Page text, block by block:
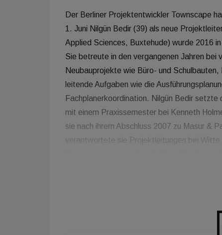
Der Berliner Projektentwickler Townscape
1. Juni Nilgün Bedir (39) als neue
Applied Sciences, Buxtehude) wurde 2016
Sie betreute in den vergangenen Jahren bei
Neubauprojekte wie Büro- und
leitende Aufgaben wie die
Fachplanerkoordination. Nilgün Bedir setzte
mit einem Praxissemester bei Kenneth
sie nach ihrem Abschluss 2007 zu Masur &
verantwortete sie Projektleitungen bei